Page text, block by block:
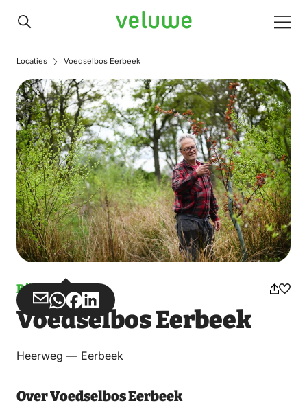
Veluwe
Locaties Voedselbos Eerbeek
Bündel
Teilen
über
Teilen
über
Teilen
auf
Teilen
auf
Voedselbos Eerbeek
Heerweg — Eerbeek
Over Voedselbos Eerbeek